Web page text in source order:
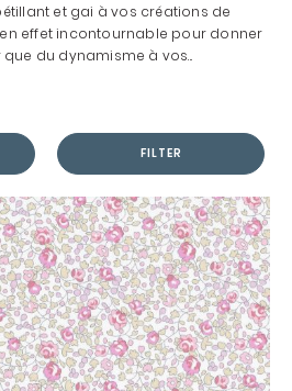
et gai à vos créations de
en effet incontournable pour donner
du dynamisme à vos...
FILTER